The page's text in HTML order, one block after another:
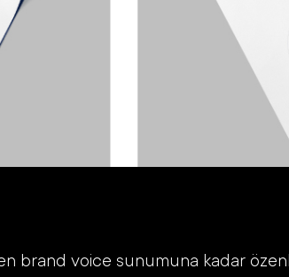
brand voice sunumuna kadar